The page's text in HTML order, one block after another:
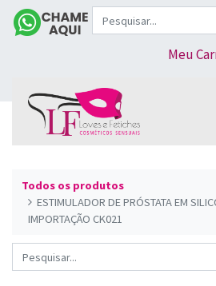
Meu
Todos os produtos
ESTIMULADOR DE PRÓSTATA EM
IMPORTAÇÃO CK021